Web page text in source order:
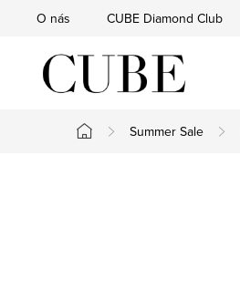
O nás CUBE Diamond Club
Domov
Summer Sale